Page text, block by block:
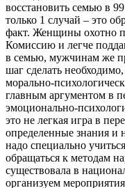
восстановить семью в
только 1 случай – это
факт. Женщины охотно
Комиссию и легче
в семью, мужчинам же
шаг сделать
морально-
главным аргументом в
эмоционально-
это не легкая игра в
определенные знания и
надо специально
обращаться к методам
существовала в
организуем